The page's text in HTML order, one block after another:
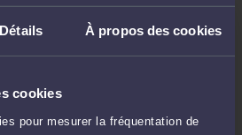
Détails À propos des cookies
cookies
pour mesurer la fréquentation de
Demander un rappel
à votre question (moins